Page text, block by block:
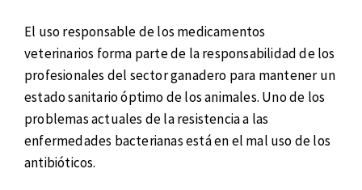
El uso responsable de los medicamentos
veterinarios forma parte de la responsabilidad de los
profesionales del sector ganadero para mantener un
estado sanitario óptimo de los animales. Uno de los
problemas actuales de la resistencia a las
enfermedades bacterianas está en el mal uso de los
antibióticos.